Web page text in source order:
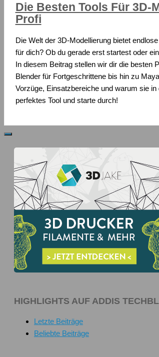
Die Besten Tools Für 3D-
Profi
Die Welt der 3D-Modellierung bietet
für dich? Ob du gerade erst startest oder
In diesem Beitrag stellen wir dir die besten
Blender für Fortgeschrittene bis hin zu
Vorzüge, Einsatzbereiche und warum sie
perfektes Tool und starte durch!
HIGHLIGHTS AUF ADDIS
Letzte Beiträge
Beliebte Beiträge